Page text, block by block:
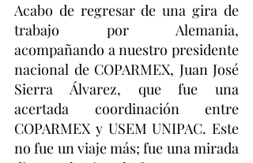
Acabo de regresar de una gira de
trabajo por Alemania,
acompañando a nuestro presidente
nacional de COPARMEX, Juan José
Sierra Álvarez, que fue una
acertada coordinación entre
COPARMEX y USEM UNIPAC. Este
no fue un viaje más; fue una mirada